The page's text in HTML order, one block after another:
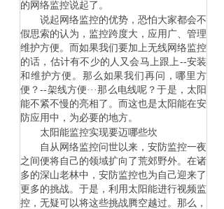
的网络监控说起了。
说起网络监控的优势，恐怕大家都会不
假思索的认为，监控跨度大，应用广、管理
维护方便。而如果我们要加上无线网络监控
的话，估计有不少的人又会马上跟上--安装
和维护方便。那么如果我们再问，哪里方
便？--架线方便···那么电线呢？于是，太阳
能不紧不慢的亮相了。而这也是太阳能在安
防应用中，为必要的地方。
太阳能监控实现要迈哪些坎
自从网络监控问世以来，安防监控一夜
之间便将自己的领域扩向了荒郊野外。在诸
多的深山老林中，安防监控也为自己迎来了
更多的挑战。于是，利用太阳能进行视频监
控，无疑可以将这些挑战腾空越过。那么，